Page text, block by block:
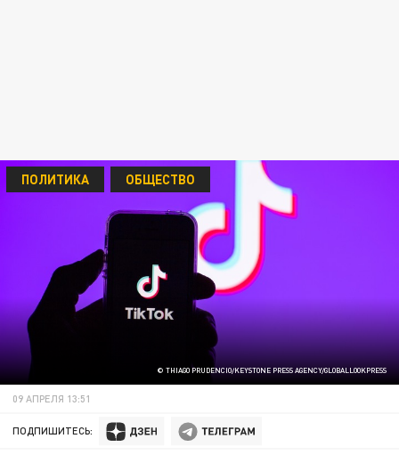
© THIAGO PRUDENCIO/KEYSTONE PRESS AGENCY/GLOBALLOOKPRESS
ПОЛИТИКА ОБЩЕСТВО
09 АПРЕЛЯ 13:51
ПОДПИШИТЕСЬ: